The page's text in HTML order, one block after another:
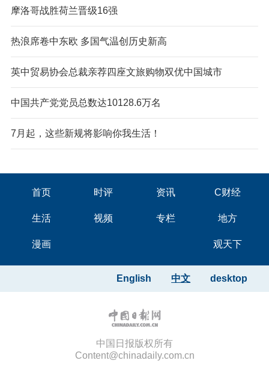
摩洛哥战胜荷兰晋级16强
热浪席卷中东欧 多国气温创历史新高
英中贸易协会总裁亲荐四座文旅购物双优中国城市
中国共产党党员总数达10128.6万名
7月起，这些新规将影响你我生活！
首页 时评 资讯 C财经
生活 视频 专栏 地方
漫画 观天下
desktop
中文
English
中国日报版权所有
Content@chinadaily.com.cn